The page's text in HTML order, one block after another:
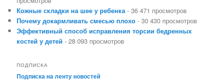
Кожные складки на шее у ребенка- 36 471 просмотров
Почему докармливать смесью плохо - 30 430 просмотров
Эффективный способ исправления торсии бедренных
костей у детей - 28 093 просмотров
ПОДПИСКА
Подписка на ленту новостей